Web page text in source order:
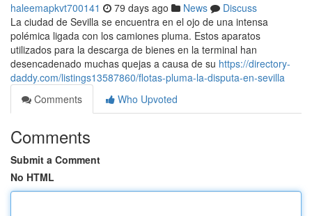
haleemapkvt700141 79 days ago News
Discuss
La ciudad de Sevilla se encuentra en el ojo de una intensa
polémica ligada con los camiones pluma. Estos aparatos
utilizados para la descarga de bienes en la terminal han
desencadenado muchas quejas a causa de su https://directory-
daddy.com/listings13587860/flotas-pluma-la-disputa-en-sevilla
Comments
Who Upvoted
Comments
Submit a Comment
No HTML